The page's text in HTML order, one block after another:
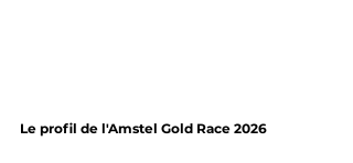
Le profil de l'Amstel Gold Race 2026